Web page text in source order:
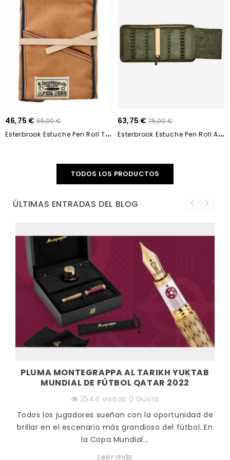
46,75 € 55,00 €
E
Sterbrook Estuche Pen Roll Tan EPC301-TAN
63,75 € 75,00 €
E
Sterbrook Estuche Pen Roll ARMY GREEN 20...
TODOS LOS PRODUCTOS
ÚLTIMAS ENTRADAS DEL BLOG
PLUMA MONTEGRAPPA AL TARIKH YUKTAB
MUNDIAL DE FÚTBOL QATAR 2022
2544 visitas 0 Gustó
Todos los jugadores sueñan con la oportunidad de
brillar en el escenario más grandioso del fútbol. En
la Copa Mundial...
Leer más